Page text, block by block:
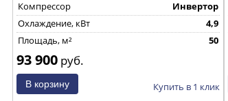
Компрессор
Инвертор
Охлаждение, кВт
4,9
Площадь, м²
50
93 900руб.
Купить в 1 клик